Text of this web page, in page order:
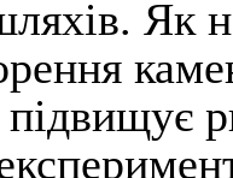
Як